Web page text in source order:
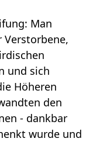
Man
und sich
Höheren
den
- dankbar
wurde und